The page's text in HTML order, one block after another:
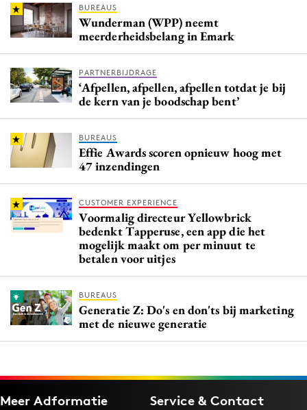
BUREAUS
Wunderman (WPP) neemt
meerderheidsbelang in Emark
PARTNERBIJDRAGE
‘Afpellen, afpellen, afpellen totdat je bij
de kern van je boodschap bent’
BUREAUS
Effie Awards scoren opnieuw hoog met
47 inzendingen
CUSTOMER EXPERIENCE
Voormalig directeur Yellowbrick
bedenkt Tapperuse, een app die het
mogelijk maakt om per minuut te
betalen voor uitjes
BUREAUS
Generatie Z: Do's en don'ts bij marketing
met de nieuwe generatie
Meer Adformatie Service & Contact